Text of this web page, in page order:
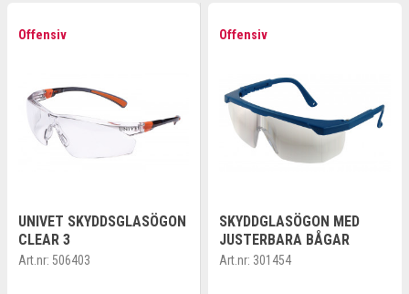
Offensiv
UNIVET SKYDDSGLASÖGON
CLEAR 3
Art.nr: 506403
Offensiv
SKYDDGLASÖGON MED
JUSTERBARA BÅGAR
Art.nr: 301454